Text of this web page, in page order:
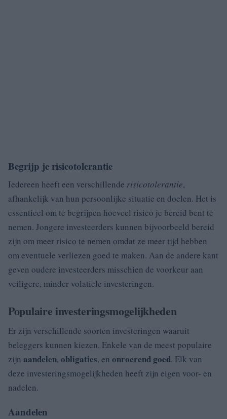
Begrijp je risicotolerantie
Iedereen heeft een verschillende risicotolerantie,
afhankelijk van hun persoonlijke situatie en doelen. Het is
essentieel om te begrijpen hoeveel risico je bereid bent te
nemen. Jongere investeerders kunnen bijvoorbeeld bereid
zijn om meer risico te nemen omdat ze meer tijd hebben
om eventuele verliezen goed te maken. Aan de andere kant
geven oudere investeerders misschien de voorkeur aan
veiligere, minder volatiele investeringen.
Populaire investeringsmogelijkheden
Er zijn verschillende soorten investeringen waaruit
beleggers kunnen kiezen. Enkele van de meest populaire
zijn aandelen, obligaties, en onroerend goed. Elk van
deze investeringsmogelijkheden heeft zijn eigen voor- en
nadelen.
Aandelen